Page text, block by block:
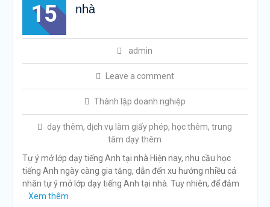
15
nhà
admin
Leave a comment
Thành lập doanh nghiệp
dạy thêm, dịch vụ làm giấy phép, học thêm,trung
tâm dạy thêm
Tự ý mở lớp dạy tiếng Anh tại nhà Hiện nay, nhu cầu học
tiếng Anh ngày càng gia tăng, dẫn đến xu hướng nhiều cá
nhân tự ý mở lớp dạy tiếng Anh tại nhà. Tuy nhiên, để đảm
Xem thêm